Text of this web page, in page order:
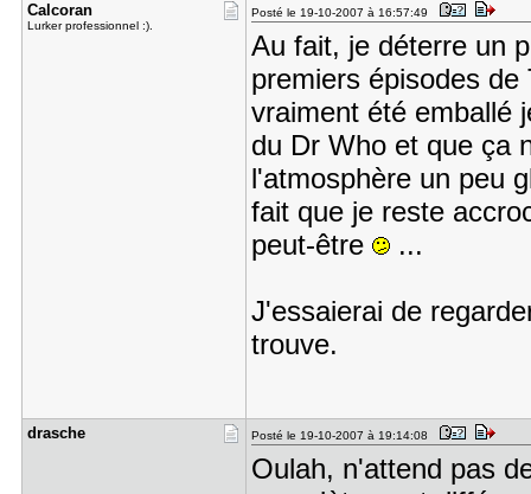
Calcoran
Lurker professionnel :).
Posté le 19-10-2007 à 16:57:49
Au fait, je déterre un
premiers épisodes
vraiment été emballé
du Dr Who et que ça
l'atmosphère un peu
fait que je reste
peut-être
...
J'essaierai de
trouve.
drasche Posté le 19-10-2007 à 19:14:08
Oulah, n'attend pas